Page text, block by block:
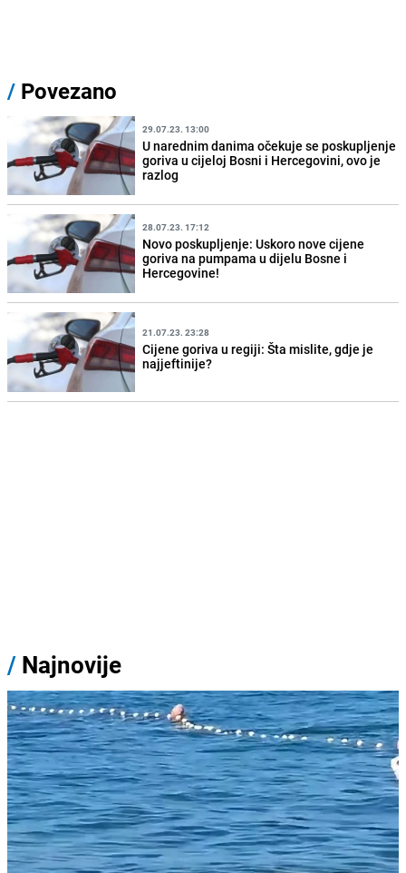
/ Povezano
29.07.23. 13:00
U narednim danima očekuje se poskupljenje
goriva u cijeloj Bosni i Hercegovini, ovo je
razlog
28.07.23. 17:12
Novo poskupljenje: Uskoro nove cijene
goriva na pumpama u dijelu Bosne i
Hercegovine!
21.07.23. 23:28
Cijene goriva u regiji: Šta mislite, gdje je
najjeftinije?
/ Najnovije